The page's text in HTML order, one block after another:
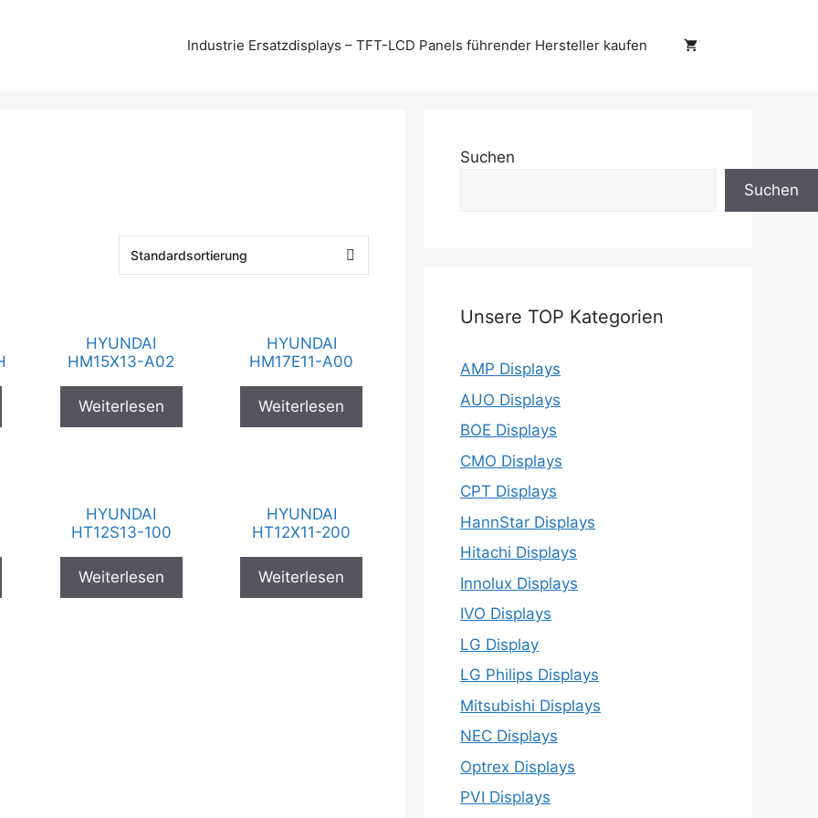
Industrie Ersatzdisplays – TFT-LCD Panels führender Hersteller kaufen
HYUNDAI
HM15X13-A02
Weiterlesen
HYUNDAI
HM17E11-A00
Weiterlesen
HYUNDAI
HT12S13-100
Weiterlesen
HYUNDAI
HT12X11-200
Weiterlesen
Suchen
Suchen
Unsere TOP Kategorien
AMP Displays
AUO Displays
BOE Displays
CMO Displays
CPT Displays
HannStar Displays
Hitachi Displays
Innolux Displays
IVO Displays
LG Display
LG Philips Displays
Mitsubishi Displays
NEC Displays
Optrex Displays
PVI Displays